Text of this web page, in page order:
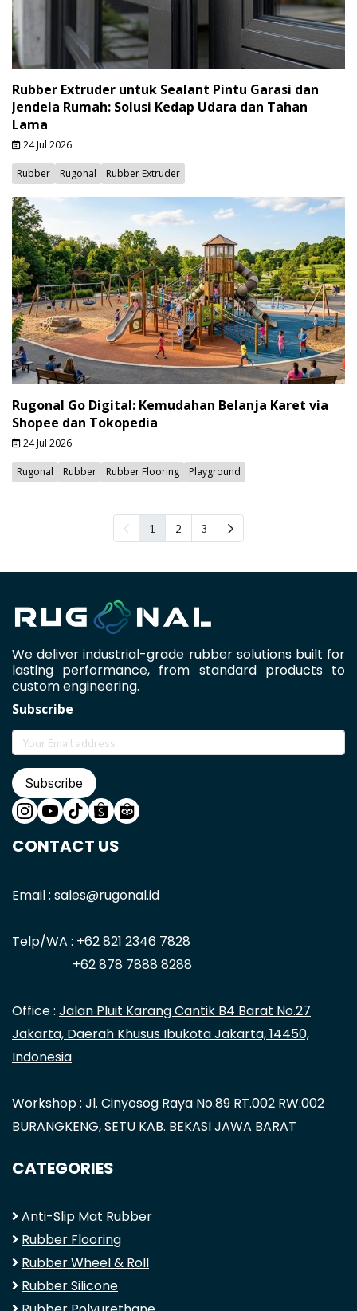
Rubber Extruder untuk Sealant Pintu Garasi dan
Jendela Rumah: Solusi Kedap Udara dan Tahan
Lama
24 Jul 2026
Rubber Rugonal Rubber Extruder
Rugonal Go Digital: Kemudahan Belanja Karet via
Shopee dan Tokopedia
24 Jul 2026
Rugonal Rubber Rubber Flooring Playground
1 2 3
We deliver industrial-grade rubber solutions built for
lasting performance, from standard products to
custom engineering.
Subscribe
Subscribe
CONTACT US
Email : sales@rugonal.id
Telp/WA : +62 821 2346 7828
+62 878 7888 8288
Office : Jalan Pluit Karang Cantik B4 Barat No.27
Jakarta, Daerah Khusus Ibukota Jakarta, 14450,
Indonesia
Workshop : Jl. Cinyosog Raya No.89 RT.002 RW.002
BURANGKENG, SETU KAB. BEKASI JAWA BARAT
CATEGORIES
Anti-Slip Mat Rubber
Rubber Flooring
Rubber Wheel & Roll
Rubber Silicone